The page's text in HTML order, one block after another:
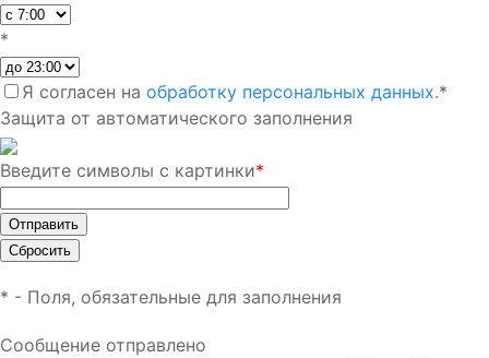
*
Я согласен на обработку персональных данных.*
Защита от автоматического заполнения
Введите символы с картинки*
* - Поля, обязательные для заполнения
Сообщение отправлено